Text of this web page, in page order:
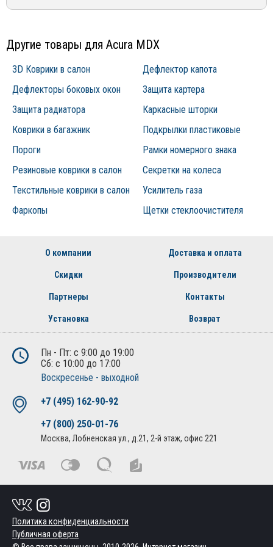
Другие товары для Acura MDX
3D Коврики в салон
Дефлектор капота
Дефлекторы боковых окон
Защита картера
Защита радиатора
Каркасные шторки
Коврики в багажник
Подкрылки пластиковые
Пороги
Рамки номерного знака
Резиновые коврики в салон
Секретки на колеса
Текстильные коврики в салон
Усилитель газа
Фаркопы
Щетки стеклоочистителя
О компании Доставка и оплата
Скидки Производители
Партнеры Контакты
Установка Возврат
Пн - Пт: с 9:00 до 19:00
Сб: с 10:00 до 17:00
Воскресенье - выходной
+7 (495) 162-90-92
+7 (800) 250-01-76
Москва, Лобненская ул., д.21, 2-й этаж, офис 221
Политика конфиденциальности
Публичная оферта